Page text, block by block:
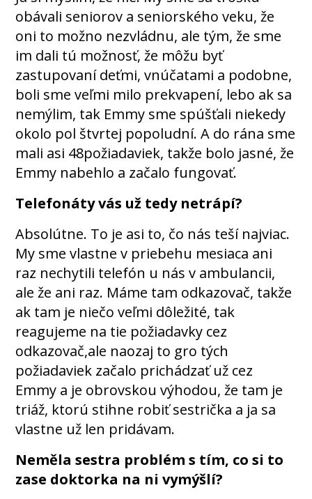
obávali seniorov a seniorského veku, že
oni to možno nezvládnu, ale tým, že sme
im dali tú možnosť, že môžu byť
zastupovaní deťmi, vnúčatami a podobne,
boli sme veľmi milo prekvapení, lebo ak sa
nemýlim, tak Emmy sme spúšťali niekedy
okolo pol štvrtej popoludní. A do rána sme
mali asi 48požiadaviek, takže bolo jasné, že
Emmy nabehlo a začalo fungovať.
Telefonáty vás už tedy netrápí?
Absolútne. To je asi to, čo nás teší najviac.
My sme vlastne v priebehu mesiaca ani
raz nechytili telefón u nás v ambulancii,
ale že ani raz. Máme tam odkazovač, takže
ak tam je niečo veľmi dôležité, tak
reagujeme na tie požiadavky cez
odkazovač,ale naozaj to gro tých
požiadaviek začalo prichádzať už cez
Emmy a je obrovskou výhodou, že tam je
triáž, ktorú stihne robiť sestrička a ja sa
vlastne už len pridávam.
Neměla sestra problém s tím, co si to
zase doktorka na ni vymýšlí?